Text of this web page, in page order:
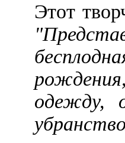
Этот
одежду,